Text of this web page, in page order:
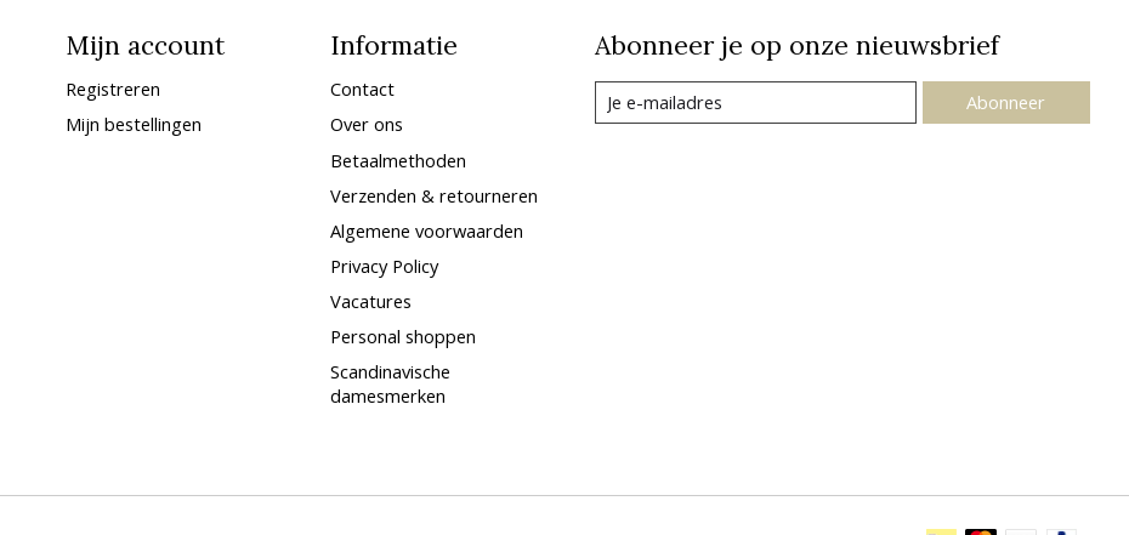
Mijn account
Registreren
Mijn bestellingen
Informatie
Contact
Over ons
Betaalmethoden
Verzenden & retourneren
Algemene voorwaarden
Privacy Policy
Vacatures
Personal shoppen
Scandinavische
damesmerken
Abonneer je op onze nieuwsbrief
Abonneer